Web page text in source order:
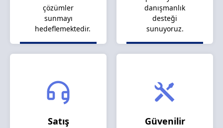
çözümler
sunmayı
hedeflemektedir.
danışmanlık
desteği
sunuyoruz.
Satış
Güvenilir